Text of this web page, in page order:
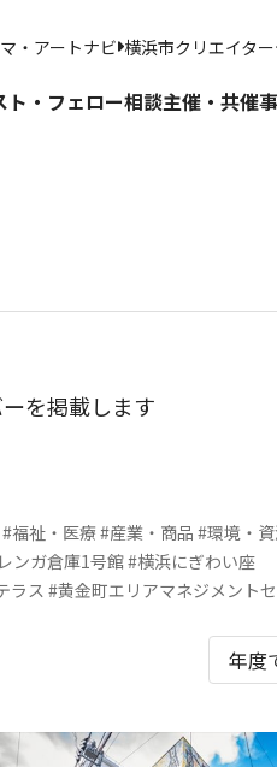
・アートナビ 横浜市クリエイタ
ト・フェロー相談主催・共催
を掲載します
#福祉・医療#産業・商品 #環境・
ンガ倉庫1号館#横浜にぎわい座
ラス#黄金町エリアマネジメント